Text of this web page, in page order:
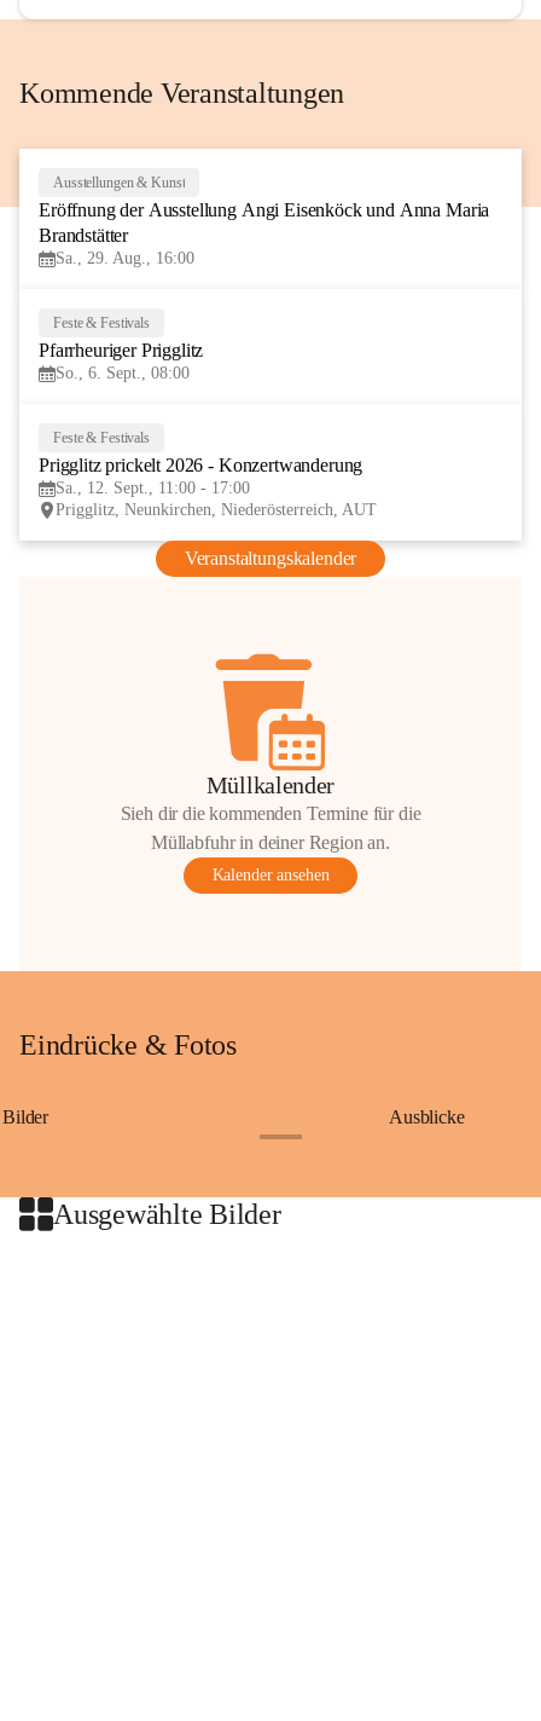
Kommende Veranstaltungen
AUG
Ausstellungen & Kunst
Eröffnung der Ausstellung Angi Eisenköck und Anna Maria
Brandstätter
Sa., 29. Aug., 16:00
Feste & Festivals
Pfarrheuriger Prigglitz
So., 6. Sept., 08:00
Feste & Festivals
Prigglitz prickelt 2026 - Konzertwanderung
Sa., 12. Sept., 11:00 - 17:00
Prigglitz, Neunkirchen, Niederösterreich, AUT
Veranstaltungskalender
Müllkalender
Sieh dir die kommenden Termine für die
Müllabfuhr in deiner Region an.
Kalender ansehen
Eindrücke & Fotos
Bilder Ausblicke
Ausgewählte Bilder